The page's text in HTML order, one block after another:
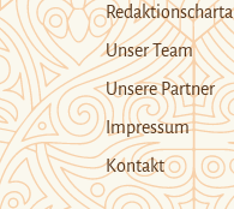
Redaktionscharta
Unser Team
Unsere Partner
Impressum
Kontakt